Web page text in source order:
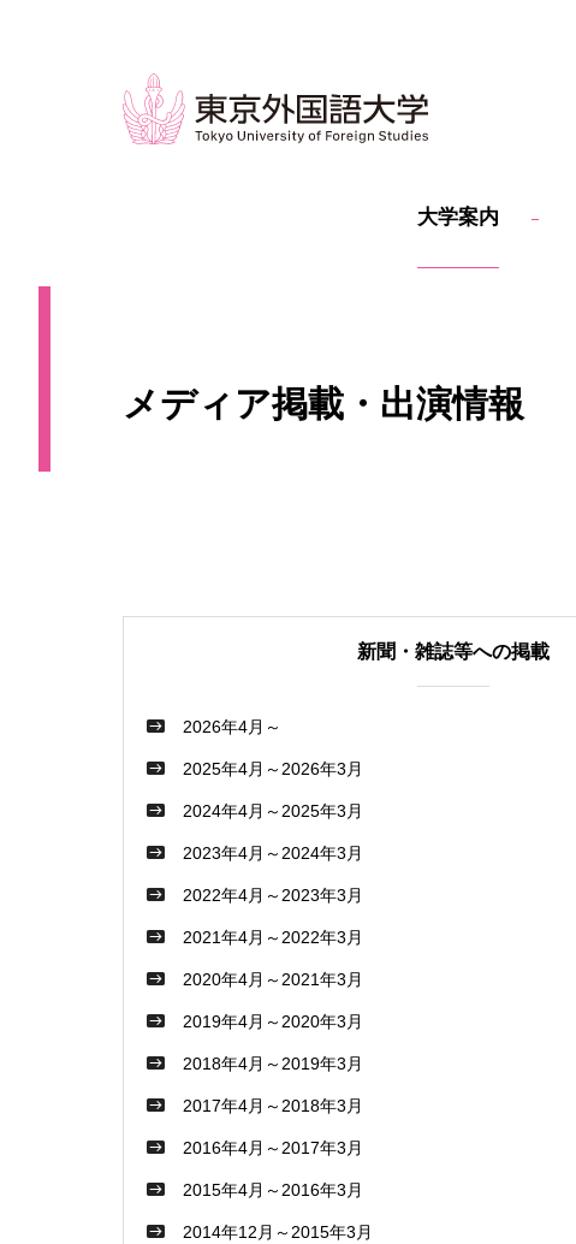
大学案内
メディア掲載・出演情報
新聞・雑誌等への掲載
2026年4月～
2025年4月～2026年3月
2024年4月～2025年3月
2023年4月～2024年3月
2022年4月～2023年3月
2021年4月～2022年3月
2020年4月～2021年3月
2019年4月～2020年3月
2018年4月～2019年3月
2017年4月～2018年3月
2016年4月～2017年3月
2015年4月～2016年3月
2014年12月～2015年3月